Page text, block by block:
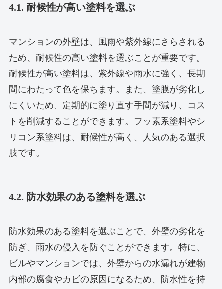
4.1. 耐候性が高い塗料を選ぶ
マンションの外壁は、風雨や紫外線にさらされる
ため、耐候性の高い塗料を選ぶことが重要です。
耐候性が高い塗料は、紫外線や雨水に強く、長期
間にわたって色を保ちます。また、塗膜が劣化し
にくいため、定期的に塗り直す手間が減り、コス
トを削減することができます。フッ素系塗料やシ
リコン系塗料は、耐候性が高く、人気のある選択
肢です。
4.2. 防水効果のある塗料を選ぶ
防水効果のある塗料を選ぶことで、外壁の劣化を
防ぎ、雨水の侵入を防ぐことができます。特に、
ビルやマンションでは、外壁からの水漏れが建物
内部の腐食やカビの原因になるため、防水性を持